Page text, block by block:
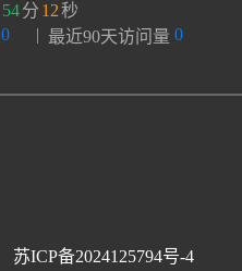
54分 13秒
0 | 最近90天访问量 0
苏ICP备2024125794号-4